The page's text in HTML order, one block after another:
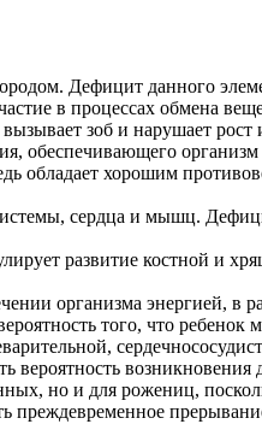
Дефицит данного
в процессах обмена
зоб и нарушает рост
обеспечивающего
обладает хорошим
сердца и мышц.
развитие костной
организма энергией,
того, что
возникновения
но и для рожениц,